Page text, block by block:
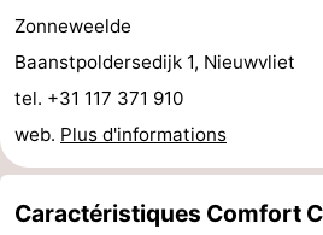
de
vue
-
Croisières
Terrains
de
-
Aires
-
Zonneweelde
Baanstpoldersedijk 1, Nieuwvliet
tel. +31 117 371 910
web. Plus d'informations
Caractéristiques Comfort